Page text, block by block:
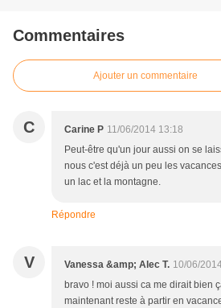
Commentaires
Ajouter un commentaire
C Carine P 11/06/2014 13:18
Peut-être qu'un jour aussi on se
nous c'est déjà un peu les
un lac et la montagne.
Répondre
V Vanessa &amp; Alec T. 10/06/
bravo ! moi aussi ca me dirait bien
maintenant reste à partir en